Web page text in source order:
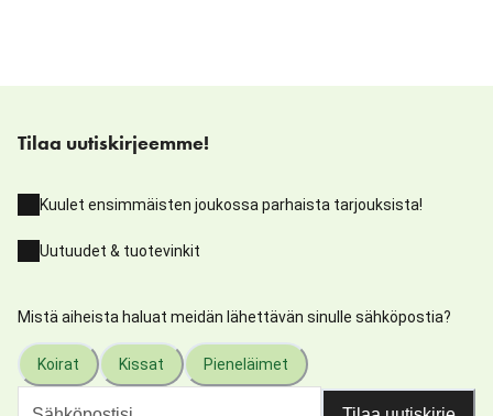
Tilaa uutiskirjeemme!
Kuulet ensimmäisten joukossa parhaista tarjouksista!
Uutuudet & tuotevinkit
Mistä aiheista haluat meidän lähettävän sinulle sähköpostia?
Koirat Kissat Pieneläimet